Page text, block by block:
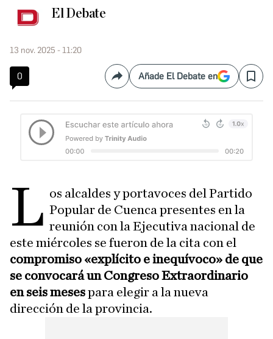
El Debate
13 nov. 2025 - 11:20
0 CompartirAñade El Debate en Save
L os alcaldes y portavoces del Partido
Popular de Cuenca presentes en la
reunión con la Ejecutiva nacional de
este miércoles se fueron de la cita con el
compromiso «explícito e inequívoco» de que
se convocará un Congreso Extraordinario
en seis mesespara elegir a la nueva
dirección de la provincia.